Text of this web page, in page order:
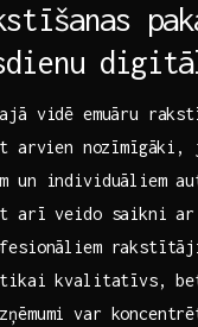
vidē ⁢emuāru
arvien⁣
un individuāliem
​arī veido saikni
kvalitatīvs,
var